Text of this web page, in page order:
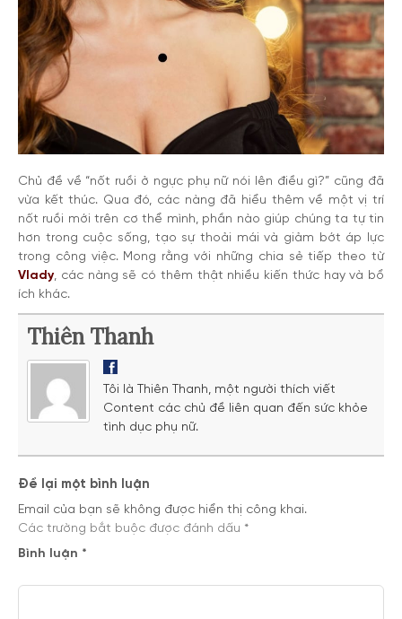
Chủ đề về “nốt ruồi ở ngực phụ nữ nói lên điều gì?” cũng đã
vừa kết thúc. Qua đó, các nàng đã hiểu thêm về một vị trí
nốt ruồi mới trên cơ thể mình, phần nào giúp chúng ta tự tin
hơn trong cuộc sống, tạo sự thoải mái và giảm bớt áp lực
trong công việc. Mong rằng với những chia sẻ tiếp theo từ
Vlady , các nàng sẽ có thêm thật nhiều kiến thức hay và bổ
ích khác.
Thiên Thanh
Tôi là Thiên Thanh, một người thích viết
Content các chủ đề liên quan đến sức khỏe
tình dục phụ nữ.
Để lại một bình luận
Email của bạn sẽ không được hiển thị công khai.
Các trường bắt buộc được đánh dấu *
Bình luận *